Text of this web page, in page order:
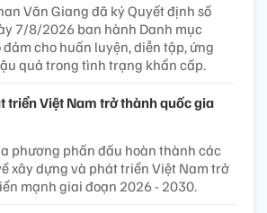
Văn Giang đã ký Quyết định số
7/8/2026 ban hành Danh mục
cho huấn luyện, diễn tập, ứng
quả trong tình trạng khẩn cấp.
triển Việt Nam trở thành quốc gia
phương phấn đấu hoàn thành các
xây dựng và phát triển Việt Nam trở
mạnh giai đoạn 2026 - 2030.